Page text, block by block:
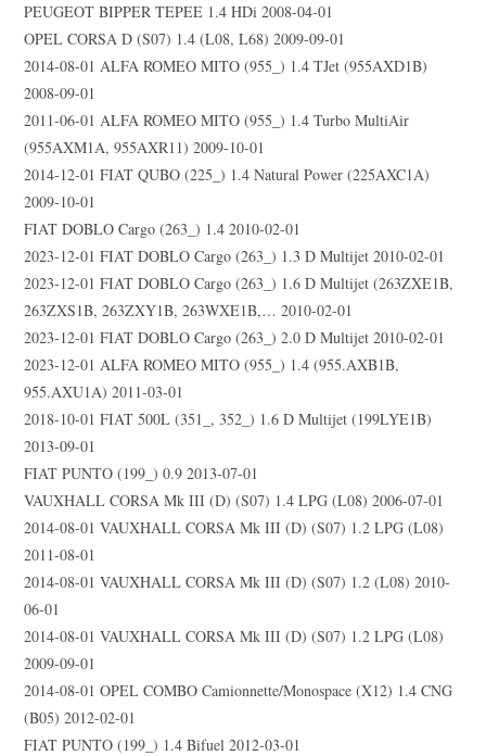
PEUGEOT BIPPER TEPEE 1.4 HDi 2008-04-01
OPEL CORSA D (S07) 1.4 (L08, L68) 2009-09-01
2014-08-01 ALFA ROMEO MITO (955_) 1.4 TJet (955AXD1B)
2008-09-01
2011-06-01 ALFA ROMEO MITO (955_) 1.4 Turbo MultiAir
(955AXM1A, 955AXR11) 2009-10-01
2014-12-01 FIAT QUBO (225_) 1.4 Natural Power (225AXC1A)
2009-10-01
FIAT DOBLO Cargo (263_) 1.4 2010-02-01
2023-12-01 FIAT DOBLO Cargo (263_) 1.3 D Multijet 2010-02-01
2023-12-01 FIAT DOBLO Cargo (263_) 1.6 D Multijet (263ZXE1B,
263ZXS1B, 263ZXY1B, 263WXE1B,… 2010-02-01
2023-12-01 FIAT DOBLO Cargo (263_) 2.0 D Multijet 2010-02-01
2023-12-01 ALFA ROMEO MITO (955_) 1.4 (955.AXB1B,
955.AXU1A) 2011-03-01
2018-10-01 FIAT 500L (351_, 352_) 1.6 D Multijet (199LYE1B)
2013-09-01
FIAT PUNTO (199_) 0.9 2013-07-01
VAUXHALL CORSA Mk III (D) (S07) 1.4 LPG (L08) 2006-07-01
2014-08-01 VAUXHALL CORSA Mk III (D) (S07) 1.2 LPG (L08)
2011-08-01
2014-08-01 VAUXHALL CORSA Mk III (D) (S07) 1.2 (L08) 2010-
06-01
2014-08-01 VAUXHALL CORSA Mk III (D) (S07) 1.2 LPG (L08)
2009-09-01
2014-08-01 OPEL COMBO Camionnette/Monospace (X12) 1.4 CNG
(B05) 2012-02-01
FIAT PUNTO (199_) 1.4 Bifuel 2012-03-01